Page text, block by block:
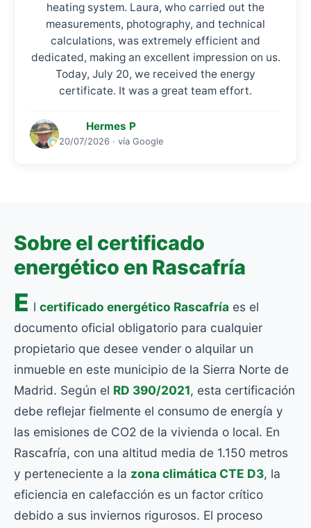
heating system. Laura, who carried out the
measurements, photography, and technical
calculations, was extremely efficient and
dedicated, making an excellent impression on us.
Today, July 20, we received the energy
certificate. It was a great team effort.
Hermes P
20/07/2026 · vía Google
Sobre el certificado
energético en Rascafría
E l certificado energético Rascafría es el
documento oficial obligatorio para cualquier
propietario que desee vender o alquilar un
inmueble en este municipio de la Sierra Norte de
Madrid. Según el RD 390/2021, esta certificación
debe reflejar fielmente el consumo de energía y
las emisiones de CO2 de la vivienda o local. En
Rascafría, con una altitud media de 1.150 metros
y perteneciente a la zona climática CTE D3, la
eficiencia en calefacción es un factor crítico
debido a sus inviernos rigurosos. El proceso